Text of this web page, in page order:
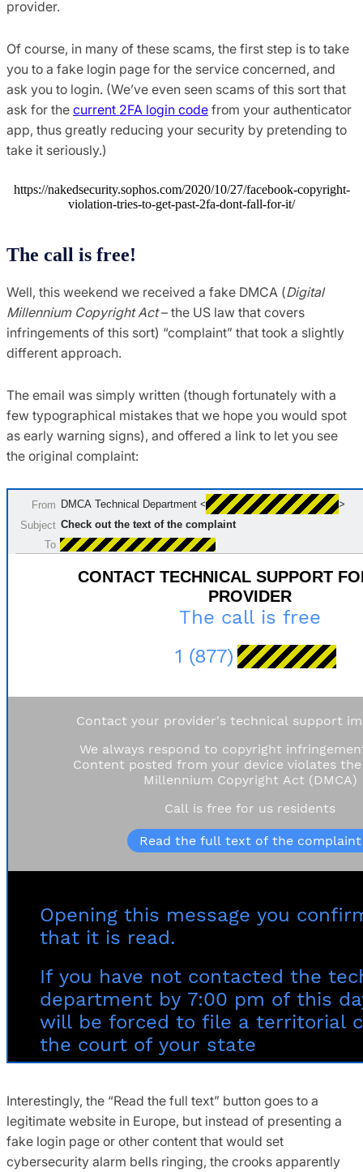
provider.
Of course, in many of these scams, the first step is to take
you to a fake login page for the service concerned, and
ask you to login. (We’ve even seen scams of this sort that
ask for the current 2FA login code from your authenticator
app, thus greatly reducing your security by pretending to
take it seriously.)
https://nakedsecurity.sophos.com/2020/10/27/facebook-copyright-
violation-tries-to-get-past-2fa-dont-fall-for-it/
The call is free!
Well, this weekend we received a fake DMCA (Digital
Millennium Copyright Act– the US law that covers
infringements of this sort) “complaint” that took a slightly
different approach.
The email was simply written (though fortunately with a
few typographical mistakes that we hope you would spot
as early warning signs), and offered a link to let you see
the original complaint:
Interestingly, the “Read the full text” button goes to a
legitimate website in Europe, but instead of presenting a
fake login page or other content that would set
cybersecurity alarm bells ringing, the crooks apparently